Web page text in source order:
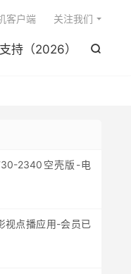

持（2026）
客户端 关注我们
2340空壳版-电
视点播应用-会员已